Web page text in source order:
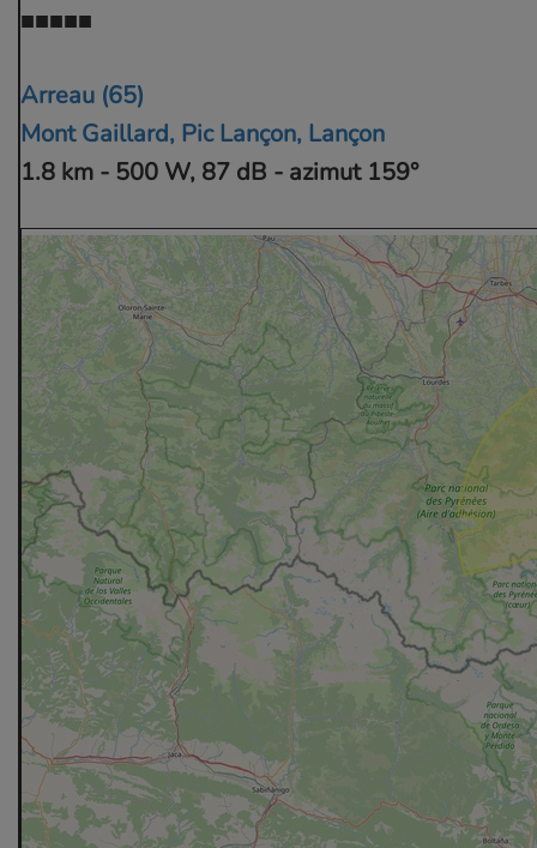
■■■■■
Arreau (65)
Mont Gaillard, Pic Lançon, Lançon
1.8 km - 500 W, 87 dB - azimut 159°